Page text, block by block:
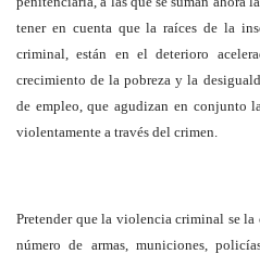
tener en cuenta que la raíces de la
criminal, están en el deterioro
crecimiento de la pobreza y la
de empleo, que agudizan en conjunto
violentamente a través del crimen.
Pretender que la violencia criminal se
número de armas, municiones,